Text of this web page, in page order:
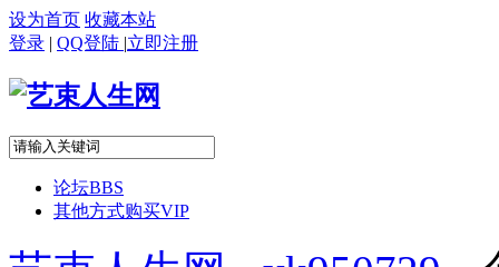
设为首页 收藏本站
登录 | QQ登陆 |立即注册
论坛BBS
其他方式购买VIP